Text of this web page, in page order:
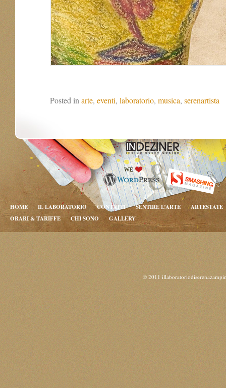
Posted in arte, eventi, laboratorio, musica, serenartista
HOME IL LABORATORIO CONTATTI SENTIRE L’ARTE
ARTESTATE
ORARI & TARIFFE
CHI SONO GALLERY
© 2011